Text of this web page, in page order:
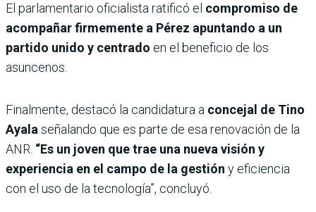
El parlamentario oficialista ratificó el compromiso de
acompañar firmemente a Pérez apuntando a un
partido unido y centrado en el beneficio de los
asuncenos.
Finalmente, destacó la candidatura a concejal de Tino
Ayalaseñalando que es parte de esa renovación de la
ANR. “Es un joven que trae una nueva visión y
experiencia en el campo de la gestión y eficiencia
con el uso de la tecnología”, concluyó.